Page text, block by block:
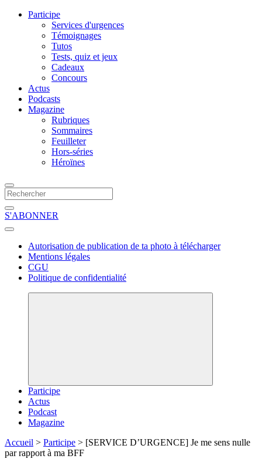
Participe
Services d'urgences
Témoignages
Tutos
Tests, quiz et jeux
Cadeaux
Concours
Actus
Podcasts
Magazine
Rubriques
Sommaires
Feuilleter
Hors-séries
Héroïnes
S'ABONNER
Autorisation de publication de ta photo à télécharger
Mentions légales
CGU
Politique de confidentialité
Participe
Actus
Podcast
Magazine
Accueil > Participe > [SERVICE D’URGENCE] Je me sens nulle
par rapport à ma BFF